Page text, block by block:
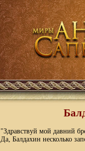
"Здравствуй мой давний
Да, Балдахин несколько